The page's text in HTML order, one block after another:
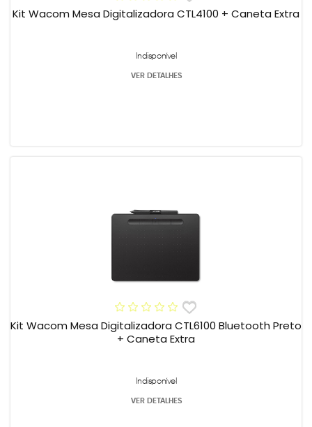
Kit Wacom Mesa Digitalizadora CTL4100 + Caneta Extra
Indisponível
VER DETALHES
Kit Wacom Mesa Digitalizadora CTL6100 Bluetooth Preto
+ Caneta Extra
Indisponível
VER DETALHES